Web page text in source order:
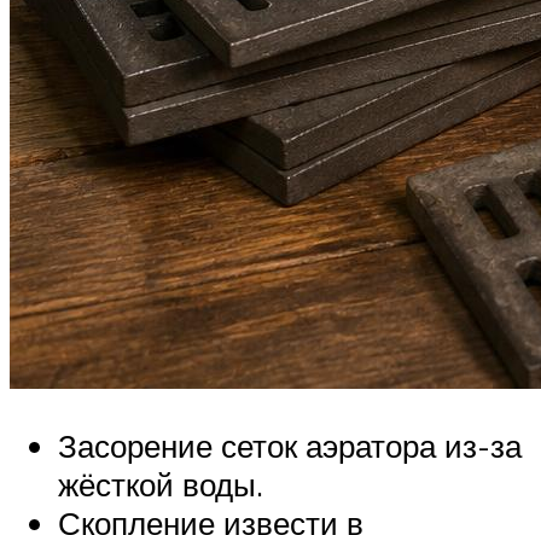
Засорение сеток аэратора из-за
жёсткой воды.
Скопление извести в